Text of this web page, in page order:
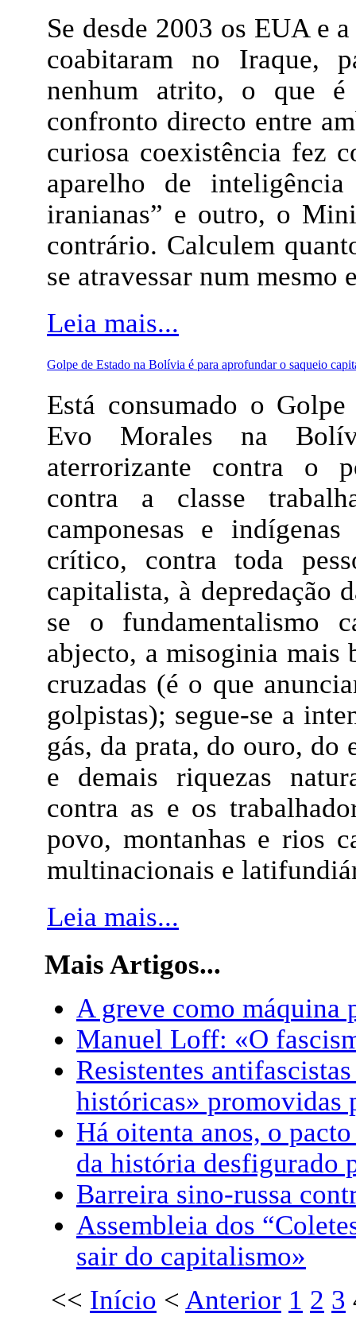
Se desde 2003 os EUA e
coabitaram no Iraque,
nenhum atrito, o que
confronto directo entre
curiosa coexistência fez
aparelho de
iranianas” e outro, o
contrário. Calculem
se atravessar num
Leia mais...
Golpe de Estado na Bolívia é para aprofundar o saqueio
Está consumado o
Evo Morales na
aterrorizante contra o
contra a classe
camponesas e
crítico, contra toda
capitalista, à depredação
se o fundamentalismo
abjecto, a misoginia mais
cruzadas (é o que
golpistas); segue-se a
gás, da prata, do ouro, do
e demais riquezas
contra as e os
povo, montanhas e rios
multinacionais e
Leia mais...
Mais Artigos...
A greve como máquina
Manuel Loff: «O
Resistentes
históricas» promovidas
Há oitenta anos, o
da história desfigurado
Barreira sino-russa
Assembleia dos
sair do capitalismo»
<< Início < Anterior 1 2 3